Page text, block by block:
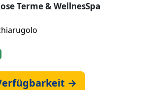
Terme & WellnesSpa
→